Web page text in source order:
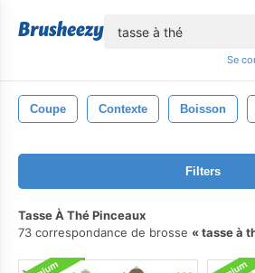
Se
Coupe Contexte Boisson
Filters
Tasse À Thé Pinceaux
73 correspondance de brosse
tasse à